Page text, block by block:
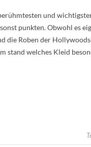
und
punkten. Obwohl es
die Roben der
stand welches Kleid